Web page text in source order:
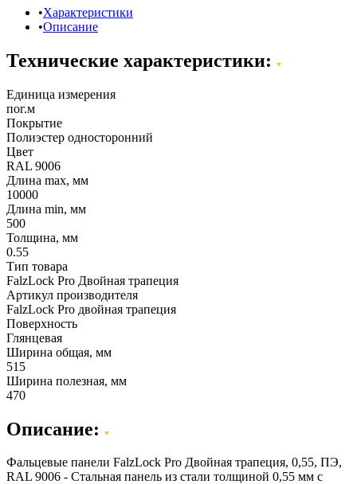
Характеристики
Описание
Технические характеристики:
Единица измерения
пог.м
Покрытие
Полиэстер односторонний
Цвет
RAL 9006
Длина max, мм
10000
Длина min, мм
500
Толщина, мм
0.55
Тип товара
FalzLock Pro Двойная трапеция
Артикул производителя
FalzLock Pro двойная трапеция
Поверхность
Глянцевая
Ширина общая, мм
515
Ширина полезная, мм
470
Описание:
Фальцевые панели FalzLock Pro Двойная трапеция, 0,55, ПЭ,
RAL 9006 - Стальная панель из стали толщиной 0,55 мм с